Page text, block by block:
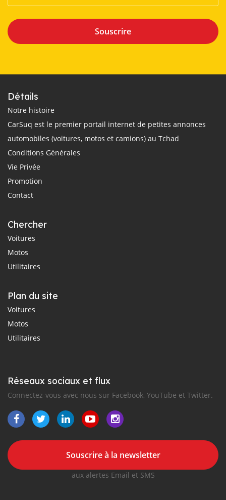
Souscrire
Détails
Notre histoire
CarSuq est le premier portail internet de petites annonces
automobiles (voitures, motos et camions) au Tchad
Conditions Générales
Vie Privée
Promotion
Contact
Chercher
Voitures
Motos
Utilitaires
Plan du site
Voitures
Motos
Utilitaires
Réseaux sociaux et flux
Connectez-vous avec nous sur Facebook, YouTube et Twitter.
Souscrire à la newsletter
aux alertes Email et SMS